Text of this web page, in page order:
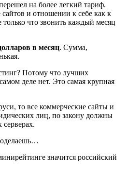
на более легкий тариф.
и отношении к себе как к
только что звонить каждый месяц
в месяц. Сумма,
Потому что лучших
деле нет. Это самая крупная
то все коммерческие сайты и
лиц, по закону должны
серверах.
значится российский